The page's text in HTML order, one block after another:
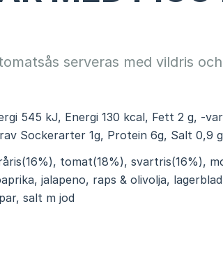
serveras med vildris
545 kJ, Energi 130 kcal, Fett 2 g, -
Sockerarter 1g, Protein 6g, Salt 0,9 g
tomat(18%), svartris(16%),
jalapeno, raps & olivolja,
salt m jod